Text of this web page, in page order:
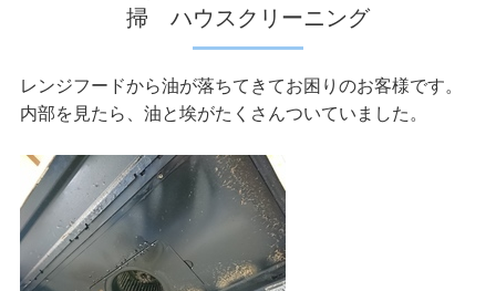
掃 ハウスクリーニング
レンジフードから油が落ちてきてお困りのお客様です。
内部を見たら、油と埃がたくさんついていました。